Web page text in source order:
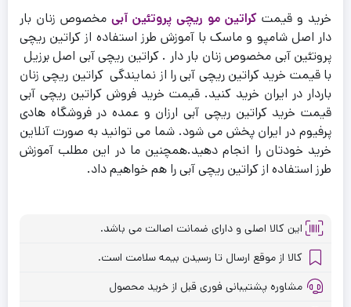
خرید و قیمت کراتین مو ریچی پروتئین آبی مخصوص زنان بار
دار اصل شامپو و ماسک با آموزش طرز استفاده از کراتین ریچی
پروتئین آبی مخصوص زنان بار دار . کراتین ریچی آبی اصل برزیل
با قیمت خرید کراتین ریچی آبی را از نمایندگی کراتین ریچی زنان
باردار در ایران خرید کنید. قیمت خرید فروش کراتین ریچی آبی
قیمت خرید کراتین ریچی آبی ارزان و عمده در فروشگاه هادی
پرفیوم در ایران پخش می شود. شما می توانید به صورت آنلاین
خرید خودتان را انجام دهید.همچنین ما در این مطلب آموزش
طرز استفاده از کراتین ریچی آبی را هم خواهیم داد.
این کالا اصلی و دارای ضمانت اصالت می باشد.
کالا از موقع ارسال تا رسیدن بیمه سلامت است.
مشاوره پشتیبانی فوری قبل از خرید محصول